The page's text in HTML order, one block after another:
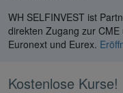
WH SELFINVEST ist
direkten Zugang zur
Euronext und Eurex.
Kostenlose Kurse!